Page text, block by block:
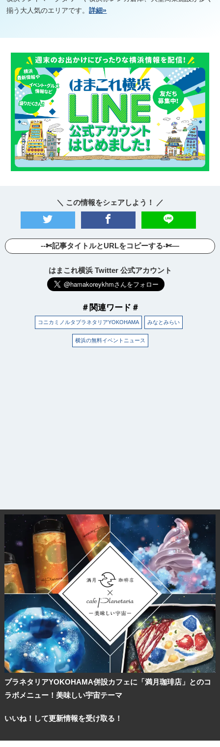
揃う大人気のエリアです。詳細»
＼ この情報をシェアしよう！ ／
--✄記事タイトルとURLをコピーする-✄—
はまこれ横浜 Twitter 公式アカウント
＃関連ワード＃
コニカミノルタプラネタリアYOKOHAMA みなとみらい
横浜の無料イベントニュース
プラネタリアYOKOHAMA併設カフェに「満月珈琲店」とのコ
ラボメニュー！美味しい宇宙テーマ
いいね！して更新情報を受け取る！